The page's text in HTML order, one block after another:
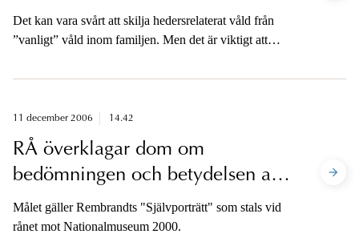
Det kan vara svårt att skilja hedersrelaterat våld från
”vanligt” våld inom familjen. Men det är viktigt att
bland annat kräver särskilt stöd till brottsoffret och
handbok från Åklagarmyndighetens
Utvecklingscentrum Göteborg.
11 december 2006 14.42
RÅ överklagar dom om
bedömningen och betydelsen av
provokativa åtgärder vid
förundersökningen
Målet gäller Rembrandts "Självporträtt" som stals vid
rånet mot Nationalmuseum 2000.